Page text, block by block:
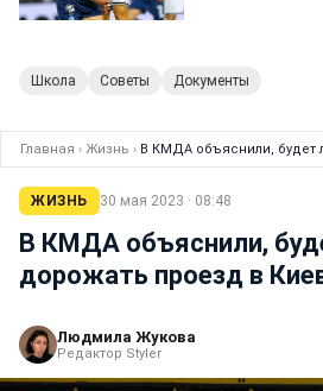
Школа Советы Документы
Главная › Жизнь › В КМДА объяснили, будет
ЖИЗНЬ 30 мая 2023 · 08:48
В КМДА объяснили,
дорожать проезд в
Людмила Жукова
Редактор Styler